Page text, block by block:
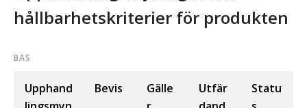
hållbarhetskriterier för produkten
BAS
Upphand
Bevis
Gälle
Utfär
Statu